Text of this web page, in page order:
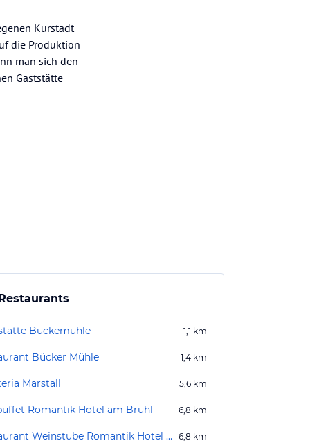
Kurstadt
die Produktion
man sich den
Gaststätte
Bückemühle 1,1 km
Bücker Mühle 1,4 km
Marstall 5,6 km
Romantik Hotel am Brühl 6,8 km
Restaurant Weinstube Romantik Hotel Am Brühl 6,8 km